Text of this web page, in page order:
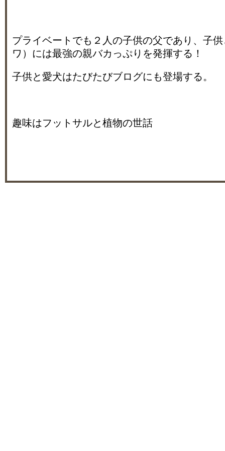
プライベートでも２人の子供の父であり、子
ワ）には最強の親バカっぷりを発揮する！
子供と愛犬はたびたびブログにも登場する。
趣味はフットサルと植物の世話